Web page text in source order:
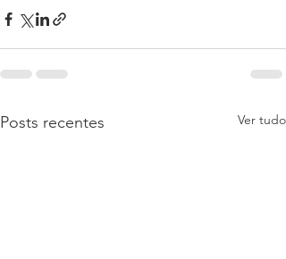
Posts recentes Ver tudo